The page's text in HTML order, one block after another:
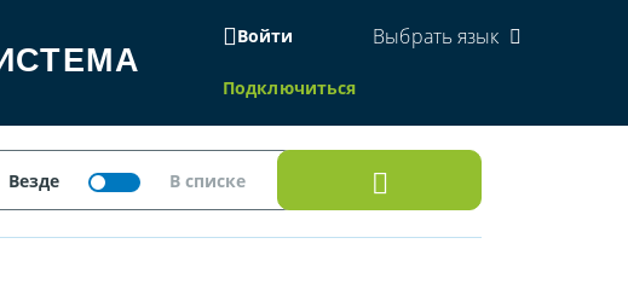
Войти
Подключиться
Выбрать язык